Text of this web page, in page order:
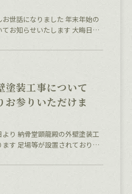
世話になりました 年末年始の
お知らせいたします 大晦日
ドキーをお忘れなく）。 本
の
塗装工事について
お参りいただけま
り 納骨堂顕龍殿の外壁塗装工
す 足場等が設置されておりま
定しております